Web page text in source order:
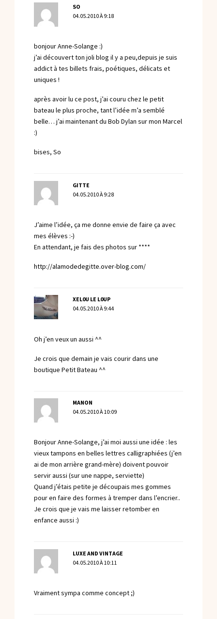
SO
04.05.2010 À 9:18
bonjour Anne-Solange :)
j’ai découvert ton joli blog il y a peu,depuis je suis
addict à tes billets frais, poétiques, délicats et
uniques !
après avoir lu ce post, j’ai couru chez le petit
bateau le plus proche, tant l’idée m’a semblé
belle… j’ai maintenant du Bob Dylan sur mon Marcel
:)
bises, So
GITTE
04.05.2010 À 9:28
J’aime l’idée, ça me donne envie de faire ça avec
mes élèves :-)
En attendant, je fais des photos sur ****
http://alamodedegitte.over-blog.com/
XEL0U LE L0UP
04.05.2010 À 9:44
Oh j’en veux un aussi ^^
Je crois que demain je vais courir dans une
boutique Petit Bateau ^^
MANON
04.05.2010 À 10:09
Bonjour Anne-Solange, j’ai moi aussi une idée : les
vieux tampons en belles lettres calligraphiées (j’en
ai de mon arrière grand-mère) doivent pouvoir
servir aussi (sur une nappe, serviette)
Quand j’étais petite je découpais mes gommes
pour en faire des formes à tremper dans l’encrier..
Je crois que je vais me laisser retomber en
enfance aussi :)
LUXE AND VINTAGE
04.05.2010 À 10:11
Vraiment sympa comme concept ;)